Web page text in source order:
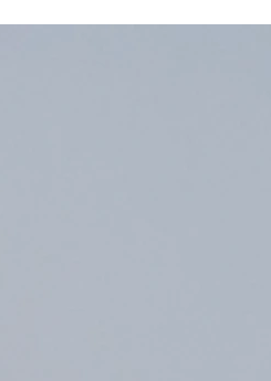
Früherkennung, Diagnostik,
eingeschlossen.